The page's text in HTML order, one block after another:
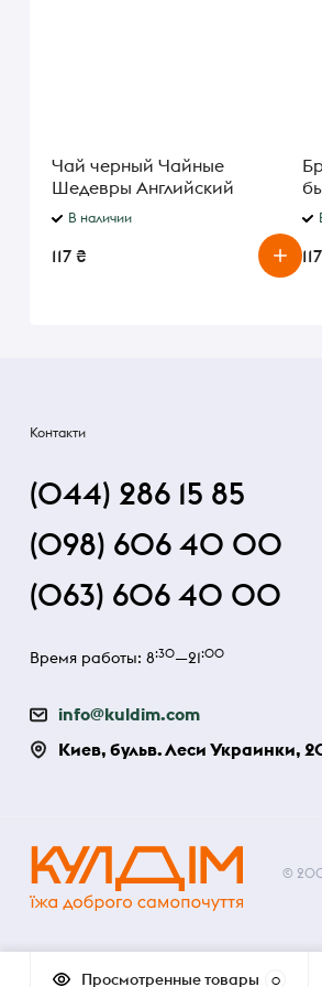
Чай черный Чайные
Шедевры Английский
аристократ
В наличии
117 ₴
Контакти
(044) 286 15 85
(098) 606 40 00
(063) 606 40 00
Время работы: 8:30—21:00
info@kuldim.com
Киев, бульв. Леси Украинки,
©
Просмотренные товары 0